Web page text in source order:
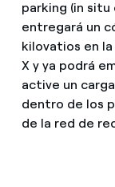
parking (in situ
entregará un
kilovatios en la
X y ya podrá
active un
dentro de los
de la red de